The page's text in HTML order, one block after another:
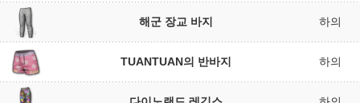
해군 장교 바지 하의
TUANTUAN의 반바지 하의